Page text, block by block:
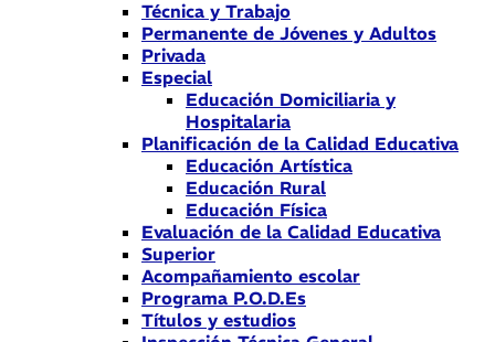
Técnica y Trabajo
Permanente de Jóvenes y Adultos
Privada
Especial
Educación Domiciliaria y
Hospitalaria
Planificación de la Calidad Educativa
Educación Artística
Educación Rural
Educación Física
Evaluación de la Calidad Educativa
Superior
Acompañamiento escolar
Programa P.O.D.Es
Títulos y estudios